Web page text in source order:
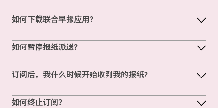
如何下载联合早报应用？
如何暂停报纸派送？
订阅后，我什么时候开始收到我的报纸？
如何终止订阅？